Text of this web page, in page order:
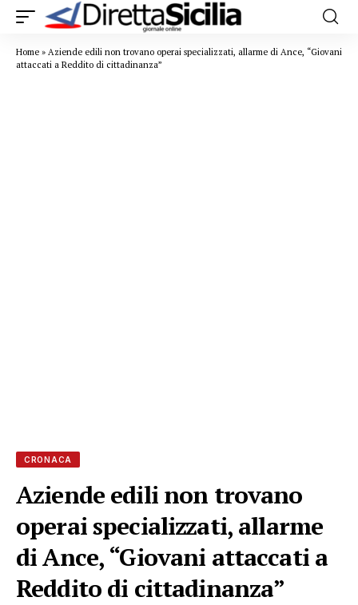
Home » Aziende edili non trovano operai specializzati, allarme di Ance, “Giovani
attaccati a Reddito di cittadinanza”
CRONACA
Aziende edili non trovano
operai specializzati, allarme
di Ance, “Giovani attaccati a
Reddito di cittadinanza”